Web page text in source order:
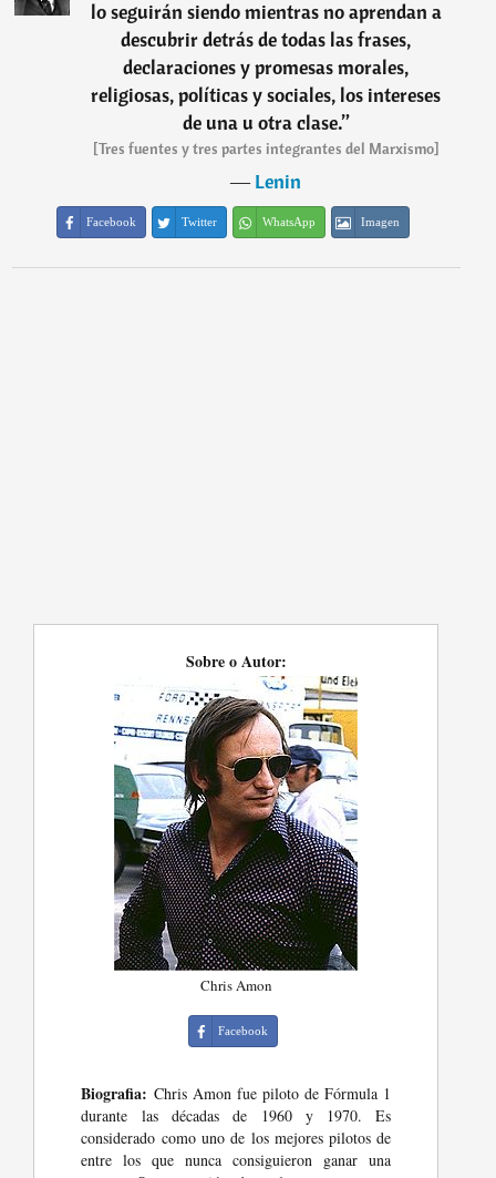
lo seguirán siendo mientras no aprendan a
descubrir detrás de todas las frases,
declaraciones y promesas morales,
religiosas, políticas y sociales, los intereses
de una u otra clase.”
[Tres fuentes y tres partes integrantes del Marxismo]
―Lenin
Facebook Twitter WhatsApp Imagen
Sobre o Autor:
Chris Amon
Facebook
Biografia: Chris Amon fue piloto de Fórmula 1
durante las décadas de 1960 y 1970. Es
considerado como uno de los mejores pilotos de
entre los que nunca consiguieron ganar una